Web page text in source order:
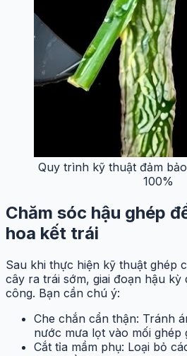
Quy trình kỹ thuật đảm
100%
Chăm sóc hậu ghép
hoa kết trái
Sau khi thực hiện kỹ thuật ghép
cây ra trái sớm, giai đoạn hậu
công. Bạn cần chú ý:
Che chắn cẩn thận: Tránh
nước mưa lọt vào mối ghép
Cắt tỉa mầm phụ: Loại bỏ